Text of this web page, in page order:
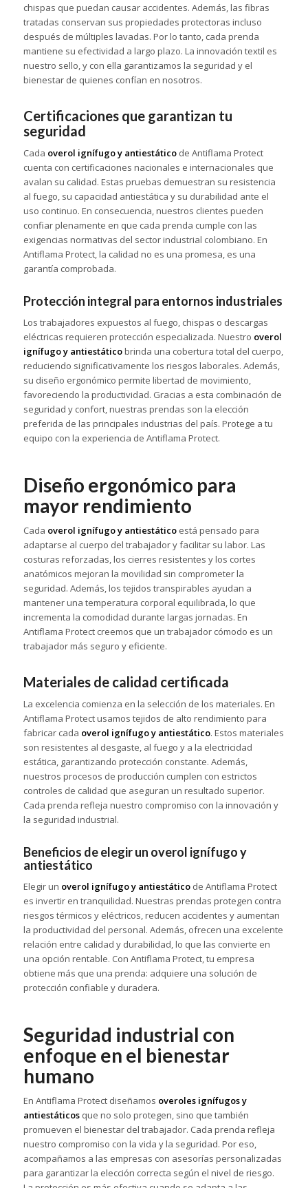
chispas que puedan causar accidentes. Además, las fibras
tratadas conservan sus propiedades protectoras incluso
después de múltiples lavadas. Por lo tanto, cada prenda
mantiene su efectividad a largo plazo. La innovación textil es
nuestro sello, y con ella garantizamos la seguridad y el
bienestar de quienes confían en nosotros.
Certificaciones que garantizan tu
seguridad
Cada overol ignífugo y antiestáticode Antiflama Protect
cuenta con certificaciones nacionales e internacionales que
avalan su calidad. Estas pruebas demuestran su resistencia
al fuego, su capacidad antiestática y su durabilidad ante el
uso continuo. En consecuencia, nuestros clientes pueden
confiar plenamente en que cada prenda cumple con las
exigencias normativas del sector industrial colombiano. En
Antiflama Protect, la calidad no es una promesa, es una
garantía comprobada.
Protección integral para entornos industriales
Los trabajadores expuestos al fuego, chispas o descargas
eléctricas requieren protección especializada. Nuestro overol
ignífugo y antiestáticobrinda una cobertura total del cuerpo,
reduciendo significativamente los riesgos laborales. Además,
su diseño ergonómico permite libertad de movimiento,
favoreciendo la productividad. Gracias a esta combinación de
seguridad y confort, nuestras prendas son la elección
preferida de las principales industrias del país. Protege a tu
equipo con la experiencia de Antiflama Protect.
Diseño ergonómico para
mayor rendimiento
Cada overol ignífugo y antiestáticoestá pensado para
adaptarse al cuerpo del trabajador y facilitar su labor. Las
costuras reforzadas, los cierres resistentes y los cortes
anatómicos mejoran la movilidad sin comprometer la
seguridad. Además, los tejidos transpirables ayudan a
mantener una temperatura corporal equilibrada, lo que
incrementa la comodidad durante largas jornadas. En
Antiflama Protect creemos que un trabajador cómodo es un
trabajador más seguro y eficiente.
Materiales de calidad certificada
La excelencia comienza en la selección de los materiales. En
Antiflama Protect usamos tejidos de alto rendimiento para
fabricar cada overol ignífugo y antiestático. Estos materiales
son resistentes al desgaste, al fuego y a la electricidad
estática, garantizando protección constante. Además,
nuestros procesos de producción cumplen con estrictos
controles de calidad que aseguran un resultado superior.
Cada prenda refleja nuestro compromiso con la innovación y
la seguridad industrial.
Beneficios de elegir un overol ignífugo y
antiestático
Elegir un overol ignífugo y antiestáticode Antiflama Protect
es invertir en tranquilidad. Nuestras prendas protegen contra
riesgos térmicos y eléctricos, reducen accidentes y aumentan
la productividad del personal. Además, ofrecen una excelente
relación entre calidad y durabilidad, lo que las convierte en
una opción rentable. Con Antiflama Protect, tu empresa
obtiene más que una prenda: adquiere una solución de
protección confiable y duradera.
Seguridad industrial con
enfoque en el bienestar
humano
En Antiflama Protect diseñamos overoles ignífugos y
antiestáticosque no solo protegen, sino que también
promueven el bienestar del trabajador. Cada prenda refleja
nuestro compromiso con la vida y la seguridad. Por eso,
acompañamos a las empresas con asesorías personalizadas
para garantizar la elección correcta según el nivel de riesgo.